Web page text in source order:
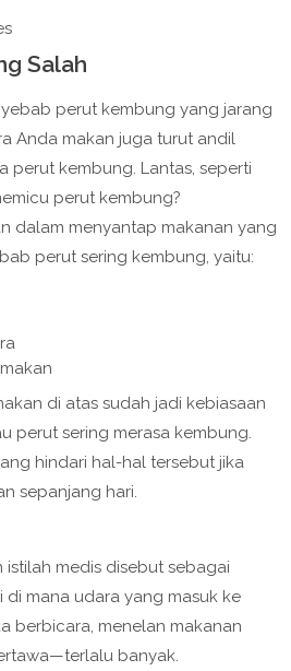
Salah
perut kembung yang jarang
Anda makan juga turut andil
perut kembung. Lantas, seperti
perut kembung?
dalam menyantap makanan yang
perut sering kembung, yaitu:
di atas sudah jadi kebiasaan
perut sering merasa kembung.
hindari hal-hal tersebut jika
sepanjang hari.
istilah medis disebut sebagai
di mana udara yang masuk ke
berbicara, menelan makanan
banyak.